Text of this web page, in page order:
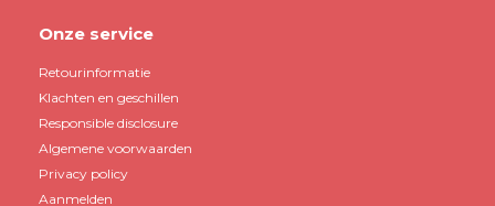
Onze service
Retourinformatie
Klachten en geschillen
Responsible disclosure
Algemene voorwaarden
Privacy policy
Aanmelden